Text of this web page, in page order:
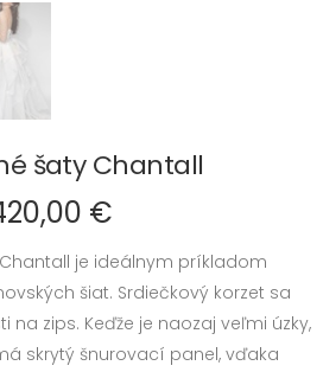
šaty Chantall
€
je ideálnym príkladom
šiat. Srdiečkový korzet sa
zips. Keďže je naozaj veľmi úzky,
skrytý šnurovací panel, vďaka